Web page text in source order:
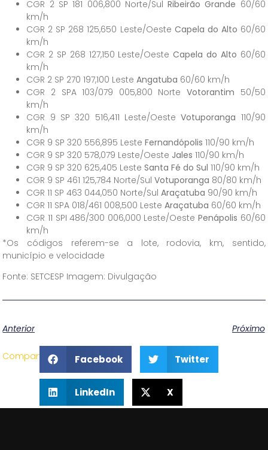
CGR 2 SP 181 006,800 Norte/SulRibeirão Grande 60/60
km/h
CGR 2 SP 268 125,650 Leste/Oeste Capela do Alto 60/60
km/h
CGR 2 SP 268 127,150 Leste/OesteCapela do Alto 60/60
km/h
CGR 2 SP 270 197,100 LesteAngatuba 60/60 km/h
CGR 2 SPA 103/079 005,800 Norte Votorantim 50/50
km/h
CGR 9 SP 320 516,411 Leste/OesteVotuporanga 110/90
km/h
CGR 9 SP 320 556,895 LesteFernandópolis 110/90 km/h
CGR 9 SP 320 578,079 Leste/Oeste Jales 110/90 km/h
CGR 9 SP 320 625,405 LesteSanta Fé do Sul 110/90 km/h
CGR 9 SP 461 125,784 Norte/SulVotuporanga 80/80 km/h
CGR 11 SP 463 044,050 Norte/SulAraçatuba 90/90 km/h
CGR 11 SPA 018/461 008,500 LesteAraçatuba 60/60 km/h
CGR 11 SPI 486/300 006,000 Leste/Oeste Penápolis 60/60
km/h
*Os códigos referem-se a lote, rodovia, km, sentido,
município e velocidade
Fonte: SETCESP Imagem: Divulgação
Anterior Próximo
Compartilhe Facebook Twitter
LinkedIn X